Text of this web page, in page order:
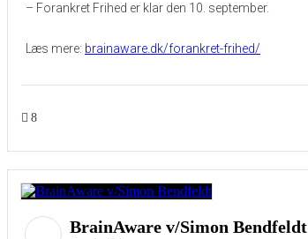
– Forankret Frihed er klar den 10. september.
Læs mere: brainaware.dk/forankret-frihed/
8
BrainAware v/Simon Bendfeldt